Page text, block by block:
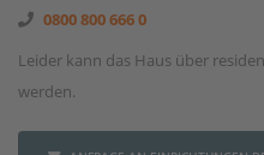
0800 800 666 0
Leider kann das Haus über
werden.